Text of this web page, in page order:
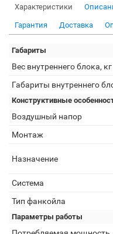
Характеристики
Гарантия Доставка
Габариты
Вес внутреннего блока, кг
Габариты внутреннего
Конструктивные
Воздушный напор
Монтаж
Назначение
Система
Тип фанкойла
Параметры работы